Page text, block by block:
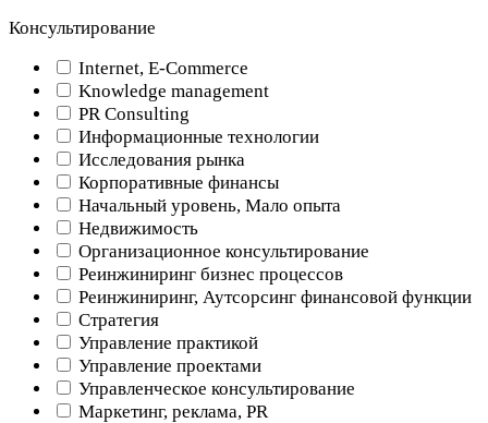
Консультирование
Internet, E-Commerce
Knowledge management
PR Consulting
Информационные технологии
Исследования рынка
Корпоративные финансы
Начальный уровень, Мало опыта
Недвижимость
Организационное консультирование
Реинжиниринг бизнес процессов
Реинжиниринг, Аутсорсинг финансовой функции
Стратегия
Управление практикой
Управление проектами
Управленческое консультирование
Маркетинг, реклама, PR